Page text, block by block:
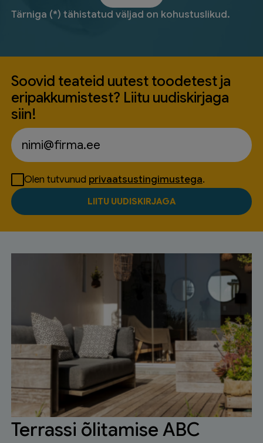
Tärniga (*) tähistatud väljad on kohustuslikud.
Soovid teateid uutest toodetest ja
eripakkumistest? Liitu uudiskirjaga
siin!
Olen tutvunud privaatsustingimustega.
Terrassi õlitamise ABC